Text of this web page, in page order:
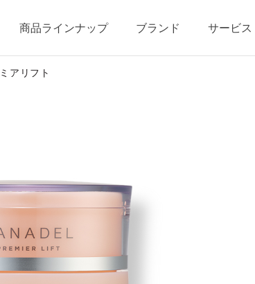
商品ラインナップ ブランド サービス
アリフト